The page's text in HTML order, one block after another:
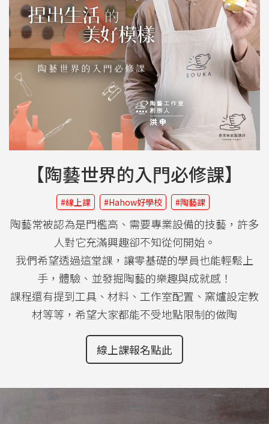
【陶藝世界的入門必修課】
#線上課 #Hahow好學校 #陶藝課
陶藝常被認為是門檻高、需要專業設備的技藝，許多
人對它充滿興趣卻不知從何開始。
我們希望透過這堂課，讓零基礎的學員也能輕鬆上
手，體驗、並發掘陶藝的樂趣與成就感！
課程還有提到工具、材料、工作室配置、窯爐設定教
材等等，希望大家都能不受地點限制的做陶
線上課報名點此